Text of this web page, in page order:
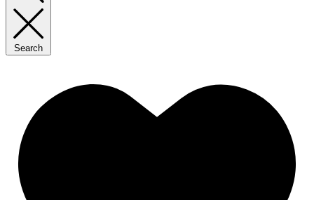
Search